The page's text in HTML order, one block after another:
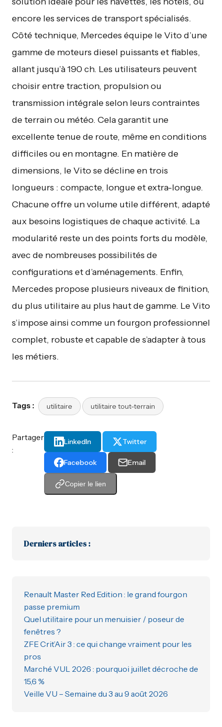
encore les services de transport spécialisés.
Côté technique, Mercedes équipe le Vito d’une
gamme de moteurs diesel puissants et fiables,
allant jusqu’à 190 ch. Les utilisateurs peuvent
choisir entre traction, propulsion ou
transmission intégrale selon leurs contraintes
de terrain ou météo. Cela garantit une
excellente tenue de route, même en conditions
difficiles ou en montagne. En matière de
dimensions, le Vito se décline en trois
longueurs : compacte, longue et extra-longue.
Chacune offre un volume utile différent, adapté
aux besoins logistiques de chaque activité. La
modularité reste un des points forts du modèle,
avec de nombreuses possibilités de
configurations et d’aménagements. Enfin,
Mercedes propose plusieurs niveaux de finition,
du plus utilitaire au plus haut de gamme. Le Vito
s’impose ainsi comme un fourgon professionnel
complet, robuste et capable de s’adapter à tous
les métiers.
Tags : utilitaire utilitaire tout-terrain
Partager
:
LinkedIn Twitter
Facebook Email
Copier le lien
Derniers articles :
Renault Master Red Edition : le grand fourgon
passe premium
Quel utilitaire pour un menuisier / poseur de
fenêtres ?
ZFE Crit’Air 3 : ce qui change vraiment pour les
pros
Marché VUL 2026 : pourquoi juillet décroche de
15,6 %
Veille VU – Semaine du 3 au 9 août 2026